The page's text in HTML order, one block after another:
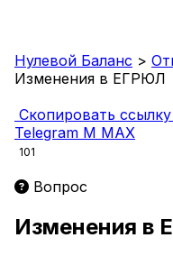
Нулевой Баланс >
Изменения в ЕГРЮЛ
Скопировать ссылку
Telegram M MAX
101
Вопрос
Изменения в